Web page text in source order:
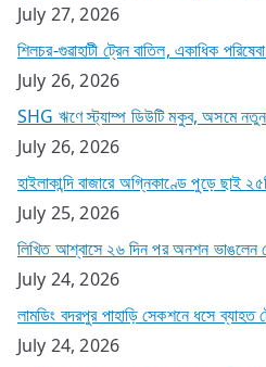
July 27, 2026
শিলচর-গুৱাহাটী ট্রেন বাতিল, একাধিক
July 26, 2026
SHG ঋণে স্ট্যাম্প ডিউটি মকুব, অসমে
July 26, 2026
হাইলাকান্দি বাজারে অগ্নিকাণ্ডে পুড়ে ছাই
July 25, 2026
লিখিত আশ্বাসে ২৬ দিন পর অনশন ভাঙলেন
July 24, 2026
লামডিং বদরপুর পাহাড়ি সেকশনে ধসে ব্যাহত
July 24, 2026